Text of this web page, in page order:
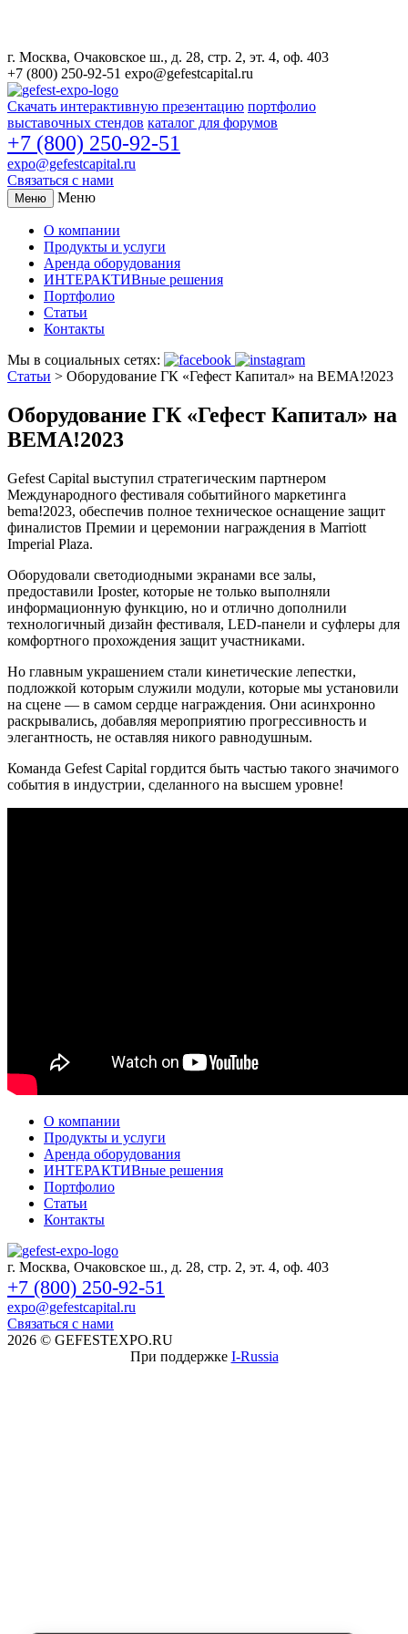
г. Москва, Очаковское ш., д. 28, стр. 2, эт. 4, оф. 403
+7 (800) 250-92-51 expo@gefestcapital.ru
Скачать интерактивную презентацию портфолио
выставочных стендов каталог для форумов
+7 (800) 250-92-51
expo@gefestcapital.ru
Связаться с нами
Меню Меню
О компании
Продукты и услуги
Аренда оборудования
ИНТЕРАКТИВные решения
Портфолио
Статьи
Контакты
Мы в социальных сетях:
Статьи > Оборудование ГК «Гефест Капитал» на BEMA!2023
Оборудование ГК «Гефест Капитал» на
BEMA!2023
Gefest Capital выступил стратегическим партнером
Международного фестиваля событийного маркетинга
bema!2023, обеспечив полное техническое оснащение защит
финалистов Премии и церемонии награждения в Marriott
Imperial Plaza.
Оборудовали светодиодными экранами все залы,
предоставили Iposter, которые не только выполняли
информационную функцию, но и отлично дополнили
технологичный дизайн фестиваля, LED-панели и суфлеры для
комфортного прохождения защит участниками.
Но главным украшением стали кинетические лепестки,
подложкой которым служили модули, которые мы установили
на сцене — в самом сердце награждения. Они асинхронно
раскрывались, добавляя мероприятию прогрессивность и
элегантность, не оставляя никого равнодушным.
Команда Gefest Capital гордится быть частью такого значимого
события в индустрии, сделанного на высшем уровне!
О компании
Продукты и услуги
Аренда оборудования
ИНТЕРАКТИВные решения
Портфолио
Статьи
Контакты
г. Москва, Очаковское ш., д. 28, стр. 2, эт. 4, оф. 403
+7 (800) 250-92-51
expo@gefestcapital.ru
Связаться с нами
2026 © GEFESTEXPO.RU
При поддержке I-Russia